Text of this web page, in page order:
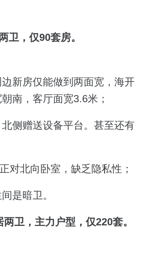
卫，仅90套房。
新房仅能做到两面宽，海开
南，客厅面宽3.6米；
侧赠送设备平台。甚至还有
对北向卧室，缺乏隐私性；
是暗卫。
两卫，主力户型，仅220套。